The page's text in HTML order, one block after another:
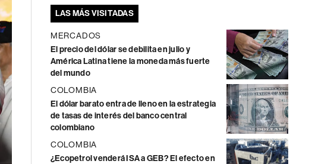
LAS MÁS VISITADAS
MERCADOS
El precio del dólar se debilita en julio y
América Latina tiene la moneda más fuerte
del mundo
COLOMBIA
El dólar barato entra de lleno en la estrategia
de tasas de interés del banco central
colombiano
COLOMBIA
¿Ecopetrol venderá ISA a GEB? El efecto en